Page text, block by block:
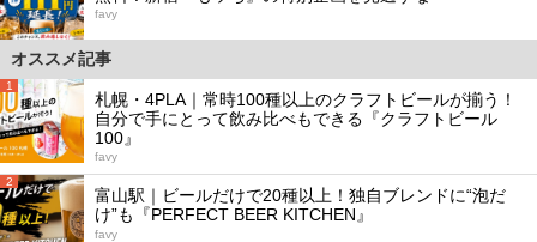
favy
オススメ記事
1
札幌・4PLA｜常時100種以上のクラフトビールが揃う！
自分で手にとって飲み比べもできる『クラフトビール
100』
favy
2
富山駅｜ビールだけで20種以上！独自ブレンドに“泡だ
け”も『PERFECT BEER KITCHEN』
favy